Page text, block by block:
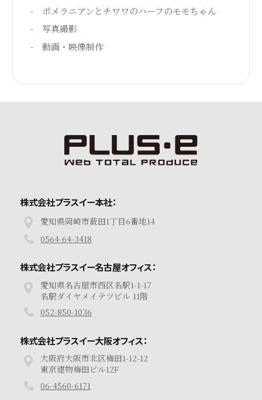
ポメラニアンとチワワのハーフのモモちゃん
写真撮影
動画・映像制作
株式会社プラスイー本社：
愛知県岡崎市薮田1丁目6番地14
0564-64-3418
株式会社プラスイー名古屋オフィス：
愛知県名古屋市西区名駅1-1-17
名駅ダイヤメイテツビル 11階
052-850-1036
株式会社プラスイー大阪オフィス：
大阪府大阪市北区梅田1-12-12
東京建物梅田ビル12F
06-4560-6171